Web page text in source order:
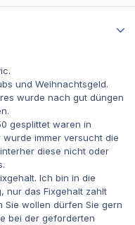
und Weihnachtsgeld.
wurde nach gut düngen
gesplittet waren in
wurde immer versucht die
diese nicht oder
Ich bin in die
nur das Fixgehalt zahlt
Sie wollen dürfen Sie gern
bei der geforderten